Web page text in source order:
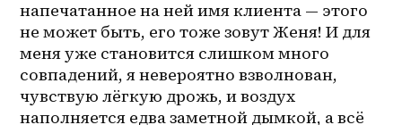
напечатанное на ней имя клиента — этого
не может быть, его тоже зовут Женя! И для
меня уже становится слишком много
совпадений, я невероятно взволнован,
чувствую лёгкую дрожь, и воздух
наполняется едва заметной дымкой, а всё